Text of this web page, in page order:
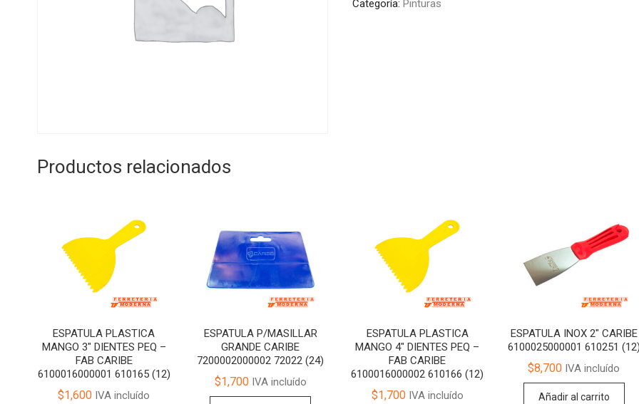
Categoría: Pinturas
Productos relacionados
ESPATULA PLASTICA
MANGO 3″ DIENTES PEQ –
FAB CARIBE
6100016000001 610165 (12)
$1,600 IVA incluído
ESPATULA P/MASILLAR
GRANDE CARIBE
7200002000002 72022 (24)
$1,700IVA incluído
ESPATULA PLASTICA
MANGO 4″ DIENTES PEQ –
FAB CARIBE
6100016000002 610166 (12)
$1,700IVA incluído
ESPATULA INOX 2″ CARIBE
6100025000001 610251
$8,700 IVA incluído
Añadir al carrito